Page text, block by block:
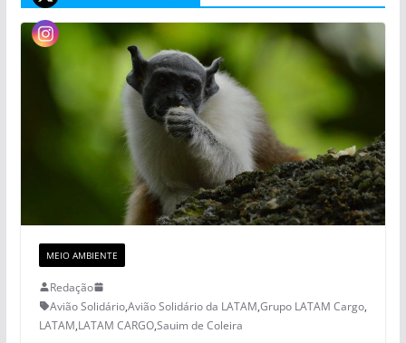
MEIO AMBIENTE
Redação
Avião Solidário,Avião Solidário da LATAM,Grupo LATAM Cargo,
LATAM,LATAM CARGO,Sauim de Coleira